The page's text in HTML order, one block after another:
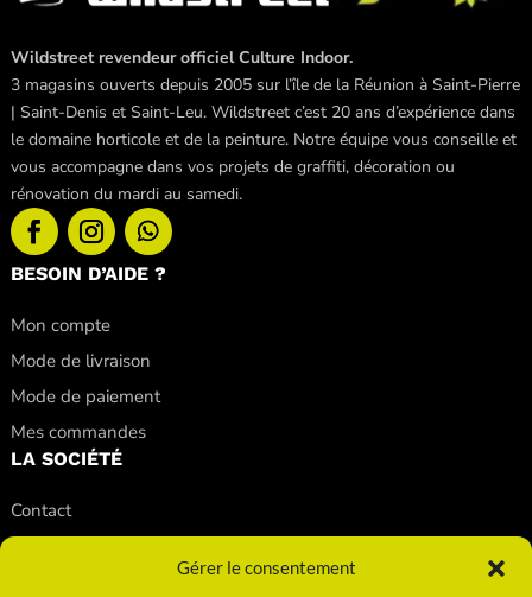
Gérer le consentement
Wildstreet revendeur officiel Culture Indoor.
3 magasins ouverts depuis 2005 sur l’île de la Réunion à Saint-Pierre
| Saint-Denis et Saint-Leu. Wildstreet c’est 20 ans d’expérience dans
le domaine horticole et de la peinture. Notre équipe vous conseille et
vous accompagne dans vos projets de graffiti, décoration ou
rénovation du mardi au samedi.
BESOIN D’AIDE ?
Mon compte
Mode de livraison
Mode de paiement
Mes commandes
LA SOCIÉTÉ
Contact
Nos conseils